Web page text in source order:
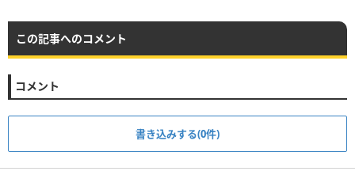
この記事へのコメント
コメント
書き込みする(0件)